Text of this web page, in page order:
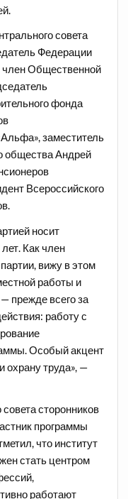
совета
Федерации
Общественной
фонда
заместитель
общества Андрей
Всероссийского
носит
Как член
вижу в этом
работы и
прежде всего за
работу с
Особый акцент
охрану труда», —
сторонников
программы
что институт
стать центром
работают